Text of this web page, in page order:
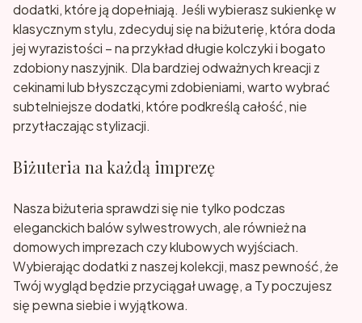
dodatki, które ją dopełniają. Jeśli wybierasz sukienkę w
klasycznym stylu, zdecyduj się na biżuterię, która doda
jej wyrazistości – na przykład długie kolczyki i bogato
zdobiony naszyjnik. Dla bardziej odważnych kreacji z
cekinami lub błyszczącymi zdobieniami, warto wybrać
subtelniejsze dodatki, które podkreślą całość, nie
przytłaczając stylizacji.
Biżuteria na każdą imprezę
Nasza biżuteria sprawdzi się nie tylko podczas
eleganckich balów sylwestrowych, ale również na
domowych imprezach czy klubowych wyjściach.
Wybierając dodatki z naszej kolekcji, masz pewność, że
Twój wygląd będzie przyciągał uwagę, a Ty poczujesz
się pewna siebie i wyjątkowa.